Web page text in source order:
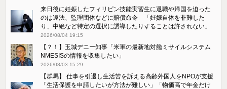
来日後に妊娠したフィリピン技能実習生に退職や帰国を迫った
のは違法、監理団体などに賠償命令 「妊娠自体を非難した
り、中絶など特定の選択に誘導したりすることは許されない」
2026/08/04 19:15
【？！】玉城デニー知事「米軍の最新地対艦ミサイルシステム
NMESISの情報を収集したい」
2026/08/03 15:29
【群馬】 仕事を引退し生活苦を訴える高齢外国人をNPOが支援
「生活保護を申請したいが方法が難しい」「物価高で年金だけ